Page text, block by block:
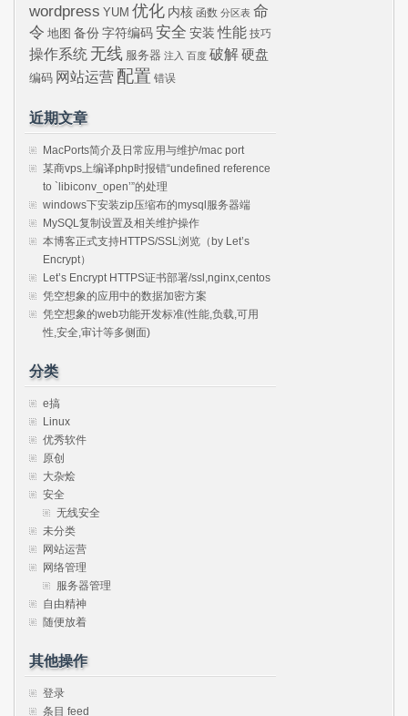
wordpress YUM 优化 内核 函数 分区表 命
令 地图 备份 字符编码 安全 安装 性能 技巧
操作系统 无线 服务器 注入 百度 破解硬盘
编码 网站运营 配置 错误
近期文章
MacPorts简介及日常应用与维护/mac port
某商vps上编译php时报错“undefined reference
to `libiconv_open’”的处理
windows下安装zip压缩布的mysql服务器端
MySQL复制设置及相关维护操作
本博客正式支持HTTPS/SSL浏览（by Let’s
Encrypt）
Let’s Encrypt HTTPS证书部署/ssl,nginx,centos
凭空想象的应用中的数据加密方案
凭空想象的web功能开发标准(性能,负载,可用
性,安全,审计等多侧面)
分类
e搞
Linux
优秀软件
原创
大杂烩
安全
无线安全
未分类
网站运营
网络管理
服务器管理
自由精神
随便放着
其他操作
登录
条目 feed